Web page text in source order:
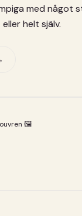
med något
helt själv.
🖼️